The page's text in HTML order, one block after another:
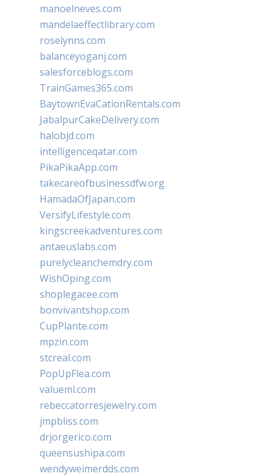
manoelneves.com
mandelaeffectlibrary.com
roselynns.com
balanceyoganj.com
salesforceblogs.com
TrainGames365.com
BaytownEvaCationRentals.com
JabalpurCakeDelivery.com
halobjd.com
intelligenceqatar.com
PikaPikaApp.com
takecareofbusinessdfw.org
HamadaOfJapan.com
VersifyLifestyle.com
kingscreekadventures.com
antaeuslabs.com
purelycleanchemdry.com
WishOping.com
shoplegacee.com
bonvivantshop.com
CupPlante.com
mpzin.com
stcreal.com
PopUpFlea.com
valueml.com
rebeccatorresjewelry.com
jmpbliss.com
drjorgerico.com
queensushipa.com
wendyweimerdds.com